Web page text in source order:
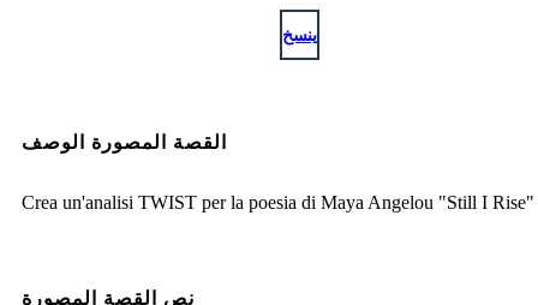
ينسخ
القصة المصورة الوصف
Crea un'analisi TWIST per la poesia di Maya Angelou "Still I Rise"
نص القصة المصورة